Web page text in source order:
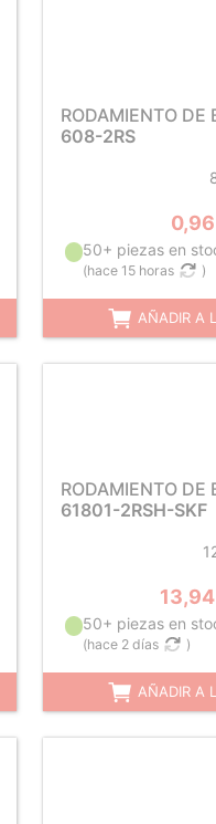
RODAMIENTO DE
608-2RS
50+ piezas en
(hace 15 horas )
AÑADIR A
RODAMIENTO DE
61801-2RSH-SKF
50+ piezas en
(hace 2 días )
AÑADIR A